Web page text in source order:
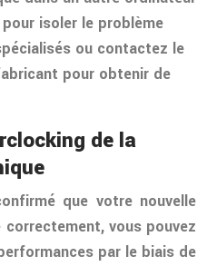
isoler le problème
ou contactez le
pour obtenir de
de la
que votre nouvelle
vous pouvez
par le biais de